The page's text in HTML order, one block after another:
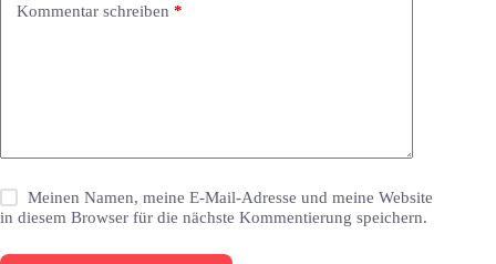
Kommentar schreiben *
Meinen Namen, meine E-Mail-Adresse und meine Website
in diesem Browser für die nächste Kommentierung speichern.